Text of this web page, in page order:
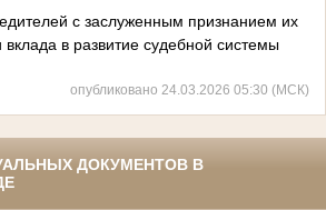
с заслуженным признанием их
в развитие судебной системы
опубликовано 24.03.2026 05:30 (МСК)
ДОКУМЕНТОВ В